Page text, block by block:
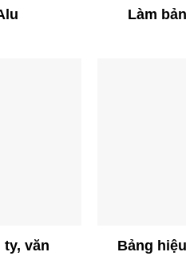
Làm
ty, văn
Bảng